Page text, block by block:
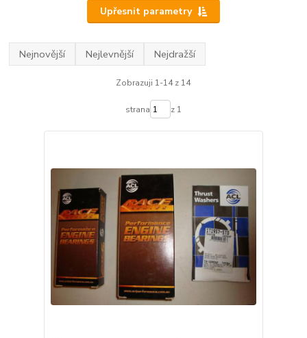
Upřesnit parametry
Nejnovější Nejlevnější Nejdražší
Zobrazuji 1-14 z 14
strana z 1